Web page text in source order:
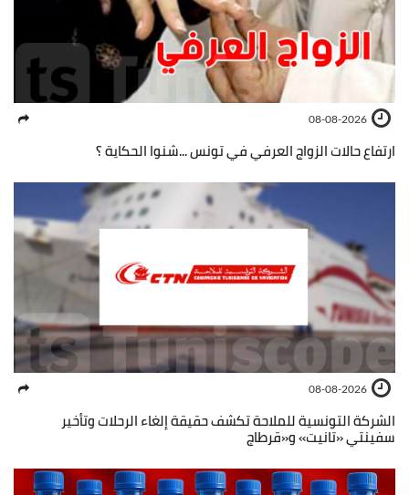
08-08-2026
ارتفاع حالات الزواج العرفي في تونس ...شنوا الحكاية ؟
08-08-2026
الشركة التونسية للملاحة تكشف حقيقة إلغاء الرحلات وتأخير
سفينتي «تانيت» و«قرطاج